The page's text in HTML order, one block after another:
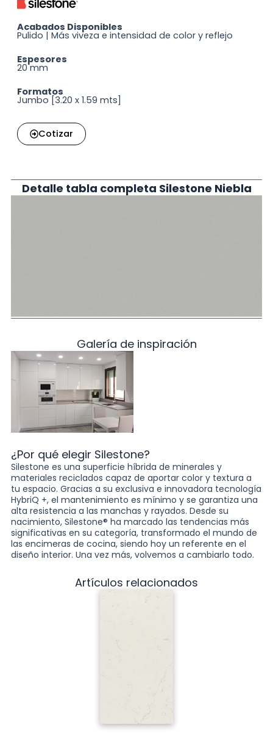
Acabados Disponibles
Pulido | Más viveza e intensidad de color y reflejo
Espesores
20 mm
Formatos
Jumbo [3.20 x 1.59 mts]
Cotizar
Detalle tabla completa Silestone Niebla
Galería de inspiración
¿Por qué elegir Silestone?
Silestone es una superficie híbrida de minerales y
materiales reciclados capaz de aportar color y textura a
tu espacio. Gracias a su exclusiva e innovadora tecnología
HybriQ +, el mantenimiento es mínimo y se garantiza una
alta resistencia a las manchas y rayados. Desde su
nacimiento, Silestone® ha marcado las tendencias más
significativas en su categoría, transformado el mundo de
las encimeras de cocina, siendo hoy un referente en el
diseño interior. Una vez más, volvemos a cambiarlo todo.
Artículos relacionados